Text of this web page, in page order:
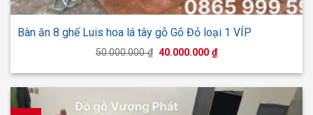
Bàn ăn 8 ghế Luis hoa lá tây gỗ Gõ Đỏ loại 1 VÍP
50.000.000₫ Giá
là:
40.000.000₫Giá
hiện
tại
40.000.000 ₫.